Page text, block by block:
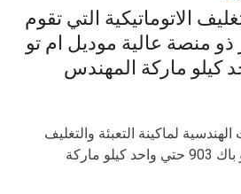
الاتوماتيكية التي تقوم
ذو منصة عالية موديل ام تو
واحد كيلو ماركة المهندس
الهندسية لماكينة التعبئة والتغليف
الاتوماتيكية موديل ام تو باك 903 حتي واحد كيلو ماركة